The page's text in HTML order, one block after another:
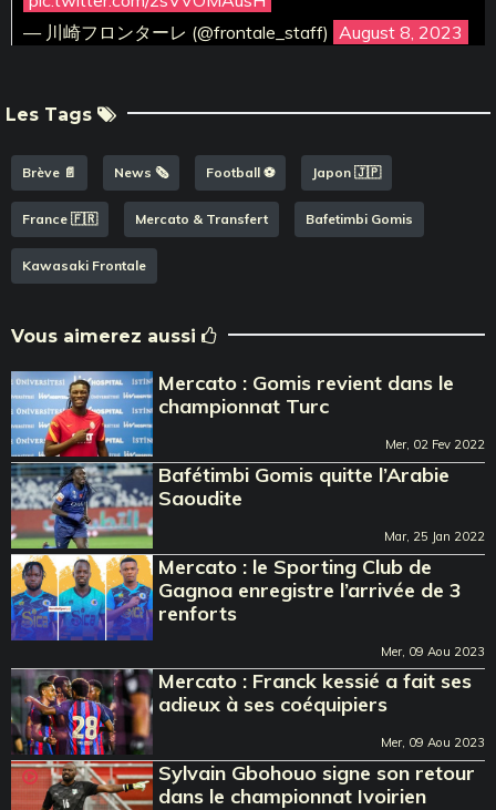
— 川崎フロンターレ (@frontale_staff) August 8, 2023
Les Tags
Brève 📄 News 🗞️ Football ⚽️ Japon 🇯🇵
France 🇫🇷 Mercato & Transfert Bafetimbi Gomis
Kawasaki Frontale
Vous aimerez aussi
Mercato : Gomis revient dans le
championnat Turc
Mer, 02 Fev 2022
Bafétimbi Gomis quitte l’Arabie
Saoudite
Mar, 25 Jan 2022
Mercato : le Sporting Club de
Gagnoa enregistre l’arrivée de 3
renforts
Mer, 09 Aou 2023
Mercato : Franck kessié a fait ses
adieux à ses coéquipiers
Mer, 09 Aou 2023
Sylvain Gbohouo signe son retour
dans le championnat Ivoirien